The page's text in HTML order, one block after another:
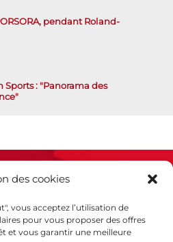
des cookies
vous acceptez l’utilisation de
pour vous proposer des offres
et vous garantir une meilleure
pendant Roland-
Sports : "Panorama des
presse